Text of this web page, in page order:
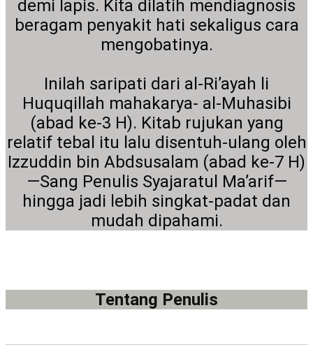
demi lapis. Kita dilatih mendiagnosis
beragam penyakit hati sekaligus cara
mengobatinya.
Inilah saripati dari al-Ri’ayah li
Huquqillah mahakarya- al-Muhasibi
(abad ke-3 H). Kitab rujukan yang
relatif tebal itu lalu disentuh-ulang oleh
Izzuddin bin Abdsusalam (abad ke-7 H)
—Sang Penulis Syajaratul Ma’arif—
hingga jadi lebih singkat-padat dan
mudah dipahami.
Tentang Penulis